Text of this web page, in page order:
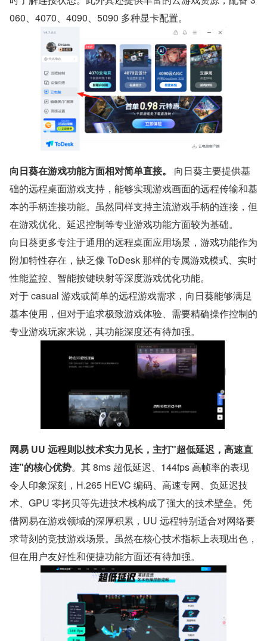
060、4070、4090、5090 多种显卡配置。
向日葵在游戏功能方面相对简单直接。
向日葵主要提供基
础的远程桌面游戏支持，能够实现游戏画面的远程传输和基
本的手柄连接功能。虽然同样支持主流游戏手柄的连接，但
在游戏优化、延迟控制等专业游戏功能方面较为基础。
向日葵更多专注于通用的远程桌面应用场景，游戏功能作为
附加特性存在，缺乏像 ToDesk 那样的专属游戏模式、实时
性能监控、智能按键映射等深度游戏优化功能。
对于 casual 游戏或简单的远程游戏需求，向日葵能够满足
基本使用，但对于追求极致游戏体验、需要精确操作控制的
专业游戏玩家来说，其功能深度还有待加强。
网易 UU 远程则以技术实力见长，主打"超低延迟，高速直
连"的核心优势。其 8ms 超低延迟、144fps 高帧率的表现
令人印象深刻，H.265 HEVC 编码、高速专网、负延迟技
术、GPU 零拷贝等先进技术栈构成了强大的技术壁垒。凭
借网易在游戏领域的深厚积累，UU 远程特别适合对网络要
求苛刻的竞技游戏场景。虽然在核心技术指标上表现出色，
但在用户友好性和便捷功能方面还有待加强。